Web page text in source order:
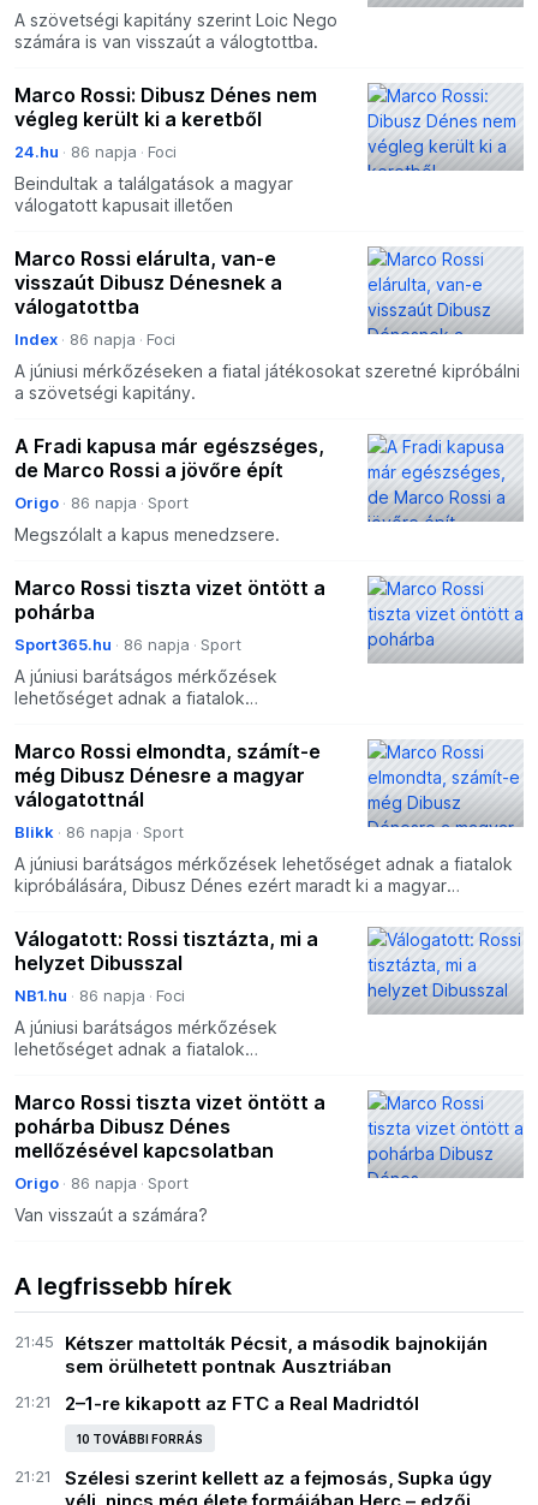
A szövetségi kapitány szerint Loic Nego
számára is van visszaút a válogtottba.
Marco Rossi: Dibusz Dénes nem
végleg került ki a keretből
24.hu 86 napja Foci
Beindultak a találgatások a magyar
válogatott kapusait illetően
Marco Rossi elárulta, van-e
visszaút Dibusz Dénesnek a
válogatottba
Index 86 napja Foci
A júniusi mérkőzéseken a fiatal játékosokat szeretné kipróbálni
a szövetségi kapitány.
A Fradi kapusa már egészséges,
de Marco Rossi a jövőre épít
Origo 86 napja Sport
Megszólalt a kapus menedzsere.
Marco Rossi tiszta vizet öntött a
pohárba
Sport365.hu 86 napja Sport
A júniusi barátságos mérkőzések
lehetőséget adnak a fiatalok
maradt ki a magyar labdarúgó-válogatott
aktuális keretéből, ám a jövőben...
Marco Rossi elmondta, számít-e
még Dibusz Dénesre a magyar
válogatottnál
Blikk 86 napja Sport
A júniusi barátságos mérkőzések lehetőséget adnak a fiatalok
kipróbálására, Dibusz Dénes ezért maradt ki a magyar
Válogatott: Rossi tisztázta, mi a
helyzet Dibusszal
NB1.hu 86 napja Foci
A júniusi barátságos mérkőzések
lehetőséget adnak a fiatalok
maradt ki a magyar labdarúgó-válogatott
aktuális keretéből, ám
Marco Rossi tiszta vizet öntött a
pohárba Dibusz Dénes
mellőzésével kapcsolatban
Origo 86 napja Sport
Van visszaút a számára?
A legfrissebb hírek
21:45
Kétszer mattolták Pécsit, a második bajnokiján
sem örülhetett pontnak Ausztriában
21:21 2–1-re kikapott az FTC a Real Madridtól
10 TOVÁBBI FORRÁS
21:21
Szélesi szerint kellett az a fejmosás, Supka úgy